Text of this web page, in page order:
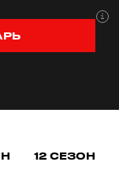
12 СЕЗОН